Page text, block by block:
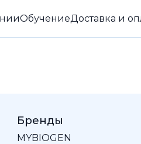
ОбучениеДоставка и
Бренды
MYBIOGEN